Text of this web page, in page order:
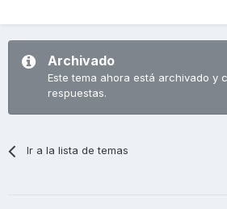
Archivado
Este tema ahora está archivado y
respuestas.
Ir a la lista de temas